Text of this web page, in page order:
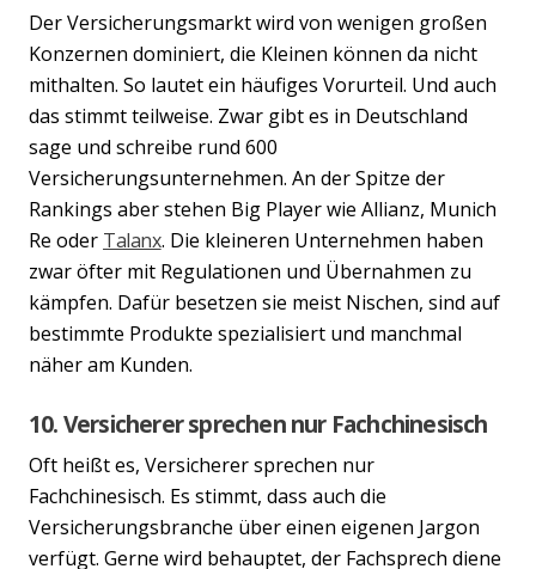
Der Versicherungsmarkt wird von wenigen großen
Konzernen dominiert, die Kleinen können da nicht
mithalten. So lautet ein häufiges Vorurteil. Und auch
das stimmt teilweise. Zwar gibt es in Deutschland
sage und schreibe rund 600
Versicherungsunternehmen. An der Spitze der
Rankings aber stehen Big Player wie Allianz, Munich
Re oder Talanx. Die kleineren Unternehmen haben
zwar öfter mit Regulationen und Übernahmen zu
kämpfen. Dafür besetzen sie meist Nischen, sind auf
bestimmte Produkte spezialisiert und manchmal
näher am Kunden.
10. Versicherer sprechen nur Fachchinesisch
Oft heißt es, Versicherer sprechen nur
Fachchinesisch. Es stimmt, dass auch die
Versicherungsbranche über einen eigenen Jargon
verfügt. Gerne wird behauptet, der Fachsprech diene